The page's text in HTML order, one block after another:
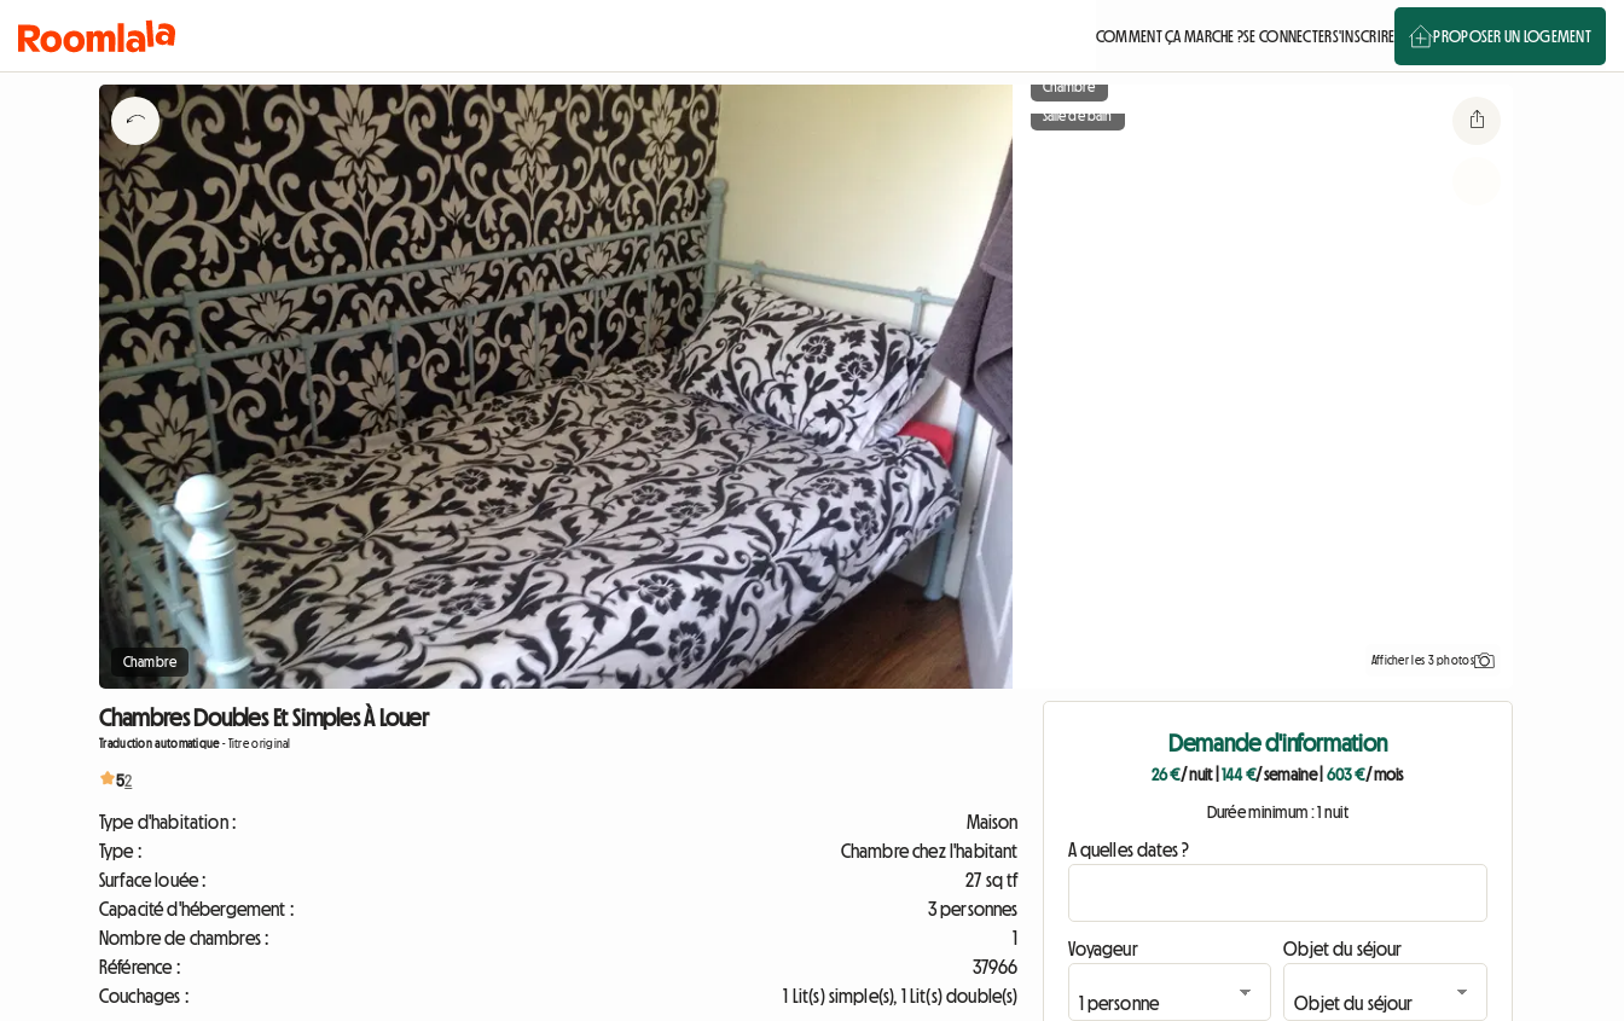
COMMENT ÇA MARCHE ?SE CONNECTERS'INSCRIRE PROPOSER UN LOGEMENT
Chambre
Chambre
Salle de bain
Afficher les 3 photos
Chambres Doubles Et Simples À Louer
Traduction automatique-Titre original
52
Type d'habitation :
Maison
Type :
Chambre chez l'habitant
Surface louée :
27 sq tf
Capacité d'hébergement :
3 personnes
Nombre de chambres :
1
Référence :
37966
Couchages :
1 Lit(s) simple(s), 1 Lit(s) double(s)
Demande d'information
26 €/ nuit|144 €/ semaine| 603 €/ mois
Durée minimum : 1 nuit
A quelles dates ?
Voyageur Objet du séjour